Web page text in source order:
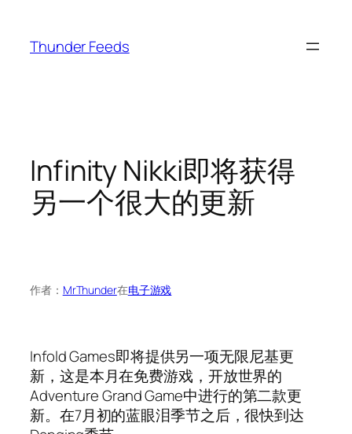
Thunder Feeds
Infinity Nikki即将获得
另一个很大的更新
作者： MrThunder在电子游戏
Infold Games即将提供另一项无限尼基更
新，这是本月在免费游戏，开放世界的
Adventure Grand Game中进行的第二款更
新。在7月初的蓝眼泪季节之后，很快到达